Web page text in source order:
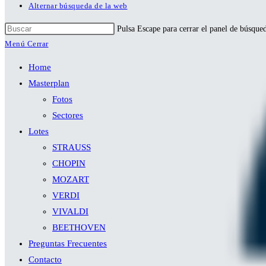
Alternar búsqueda de la web
Pulsa Escape para cerrar el panel de
Menú Cerrar
Home
Masterplan
Fotos
Sectores
Lotes
STRAUSS
CHOPIN
MOZART
VERDI
VIVALDI
BEETHOVEN
Preguntas Frecuentes
Contacto